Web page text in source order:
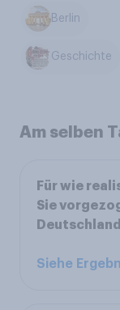
Berlin
Geschichte
Am selben
Für wie
Sie
Siehe